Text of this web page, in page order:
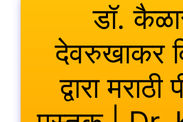
डॉ.
देवरुखाकर
द्वारा